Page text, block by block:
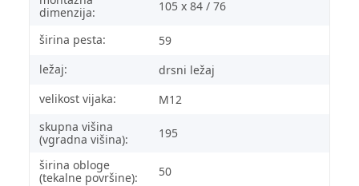
dimenzija:
105 x 84 / 76
širina pesta:
59
ležaj:
drsni ležaj
velikost vijaka:
M12
skupna višina
(vgradna višina):
195
širina obloge
(tekalne površine):
50